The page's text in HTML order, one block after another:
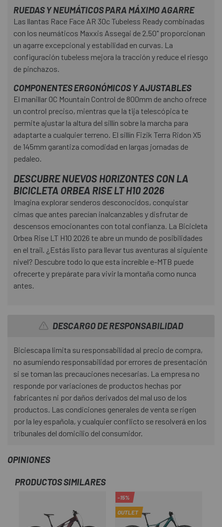
RUEDAS Y NEUMÁTICOS PARA MÁXIMO AGARRE
Las llantas Race Face AR 30c Tubeless Ready combinadas
con los neumáticos Maxxis Assegai de 2.50" proporcionan
un agarre excepcional y estabilidad en curvas. La
configuración tubeless mejora la tracción y reduce el riesgo
de pinchazos.
COMPONENTES ERGONÓMICOS Y AJUSTABLES
El manillar OC Mountain Control de 800mm de ancho ofrece
un control preciso, mientras que la tija telescópica te
permite ajustar la altura del sillín sobre la marcha para
adaptarte a cualquier terreno. El sillín Fizik Terra Ridon X5
de 145mm garantiza comodidad en largas jornadas de
pedaleo.
DESCUBRE NUEVOS HORIZONTES CON LA
BICICLETA ORBEA RISE LT H10 2026
Imagina explorar senderos desconocidos, conquistar
cimas que antes parecían inalcanzables y disfrutar de
descensos emocionantes con total confianza. La Bicicleta
Orbea Rise LT H10 2026 te abre un mundo de posibilidades
en el trail. ¿Estás listo para llevar tus aventuras al siguiente
nivel? Descubre todo lo que esta increíble e-MTB puede
ofrecerte y prepárate para vivir la montaña como nunca
antes.
DESCARGO DE RESPONSABILIDAD
Biciescapa limita su responsabilidad al precio de compra,
no asumiendo responsabilidad por errores de presentación
si se toman las precauciones necesarias. La empresa no
responde por variaciones de productos hechas por
fabricantes ni por daños derivados del mal uso de los
productos. Las condiciones generales de venta se rigen
por la ley española, y cualquier conflicto se resolverá en los
tribunales del domicilio del consumidor.
OPINIONES
PRODUCTOS SIMILARES
-15%
OUTLET